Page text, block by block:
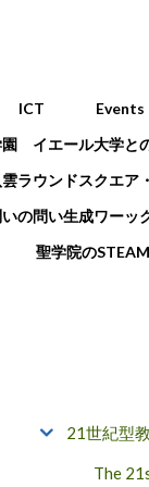
ICT Events
園 イエール大学と
ラウンドスクエア
の問い生成ワーッ
聖学院の
21世紀型
The